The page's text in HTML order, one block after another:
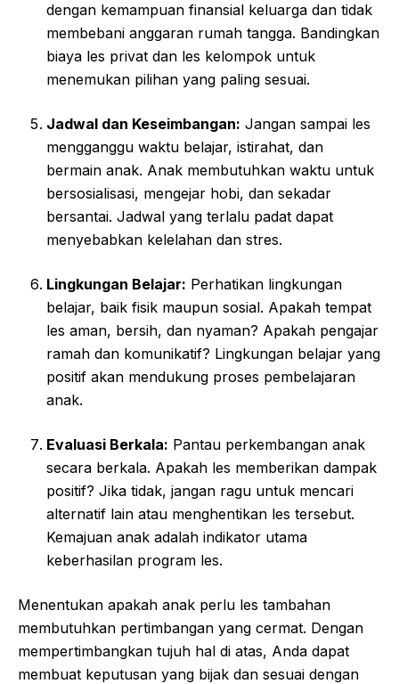
dengan kemampuan finansial keluarga dan tidak
membebani anggaran rumah tangga. Bandingkan
biaya les privat dan les kelompok untuk
menemukan pilihan yang paling sesuai.
Jadwal dan Keseimbangan: Jangan sampai les
mengganggu waktu belajar, istirahat, dan
bermain anak. Anak membutuhkan waktu untuk
bersosialisasi, mengejar hobi, dan sekadar
bersantai. Jadwal yang terlalu padat dapat
menyebabkan kelelahan dan stres.
Lingkungan Belajar: Perhatikan lingkungan
belajar, baik fisik maupun sosial. Apakah tempat
les aman, bersih, dan nyaman? Apakah pengajar
ramah dan komunikatif? Lingkungan belajar yang
positif akan mendukung proses pembelajaran
anak.
Evaluasi Berkala: Pantau perkembangan anak
secara berkala. Apakah les memberikan dampak
positif? Jika tidak, jangan ragu untuk mencari
alternatif lain atau menghentikan les tersebut.
Kemajuan anak adalah indikator utama
keberhasilan program les.
Menentukan apakah anak perlu les tambahan
membutuhkan pertimbangan yang cermat. Dengan
mempertimbangkan tujuh hal di atas, Anda dapat
membuat keputusan yang bijak dan sesuai dengan